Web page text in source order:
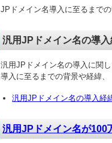
JPドメイン名導入に至るまで
汎用JPドメイン名の導
汎用JPドメイン名の導入に関
導入に至るまでの背景や経緯
汎用JPドメイン名の導入経
汎用JPドメイン名が100